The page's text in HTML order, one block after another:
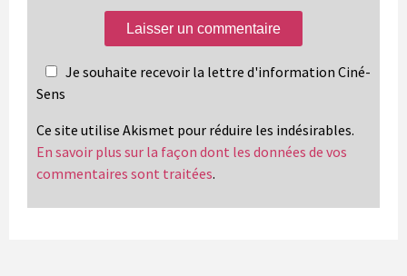
Je souhaite recevoir la lettre d'information Ciné-
Sens
Ce site utilise Akismet pour réduire les indésirables.
En savoir plus sur la façon dont les données de vos
commentaires sont traitées.